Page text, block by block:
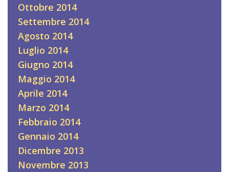
Ottobre 2014
Settembre 2014
Agosto 2014
Luglio 2014
Giugno 2014
Maggio 2014
Aprile 2014
Marzo 2014
Febbraio 2014
Gennaio 2014
Dicembre 2013
Novembre 2013